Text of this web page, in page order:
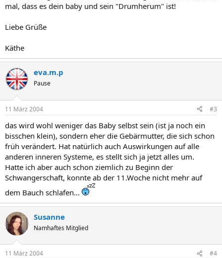
mal, dass es dein baby und sein "Drumherum" ist!
Liebe Grüße
Käthe
eva.m.p
Pause
11 März 2004 #3
das wird wohl weniger das Baby selbst sein (ist ja noch ein
bisschen klein), sondern eher die Gebärmutter, die sich schon
früh verändert. Hat natürlich auch Auswirkungen auf alle
anderen inneren Systeme, es stellt sich ja jetzt alles um.
Hatte ich aber auch schon ziemlich zu Beginn der
Schwangerschaft, konnte ab der 11.Woche nicht mehr auf
dem Bauch schlafen...
Susanne
Namhaftes Mitglied
11 März 2004 #4